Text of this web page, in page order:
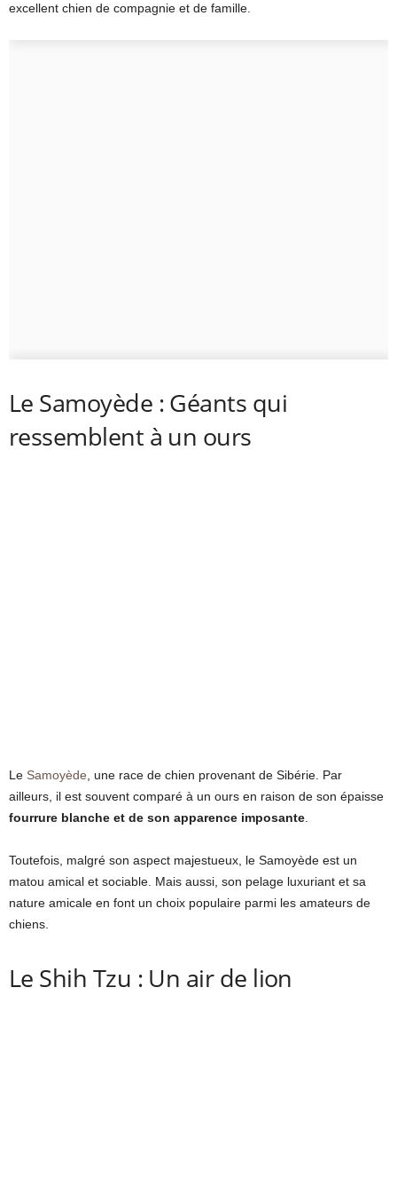
excellent chien de compagnie et de famille.
Le Samoyède : Géants qui
ressemblent à un ours
Le Samoyède , une race de chien provenant de Sibérie. Par
ailleurs, il est souvent comparé à un ours en raison de son épaisse
fourrure blanche et de son apparence imposante
Toutefois, malgré son aspect majestueux, le Samoyède est un
matou amical et sociable. Mais aussi, son pelage luxuriant et sa
nature amicale en font un choix populaire parmi les amateurs de
chiens.
Le Shih Tzu : Un air de lion